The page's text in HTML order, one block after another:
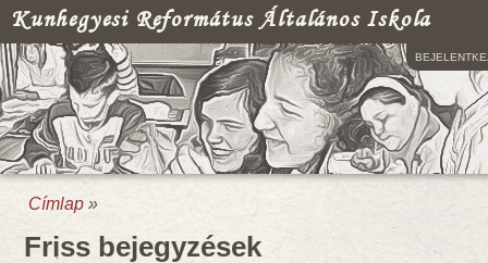
Kunhegyesi Református Általános Iskola
Jelenlegi hely
Címlap »
Friss bejegyzések